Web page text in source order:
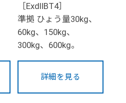
［ExdⅡBT4］
準拠 ひょう量30kg、
60kg、150kg、
300kg、600kg。
詳細を見る